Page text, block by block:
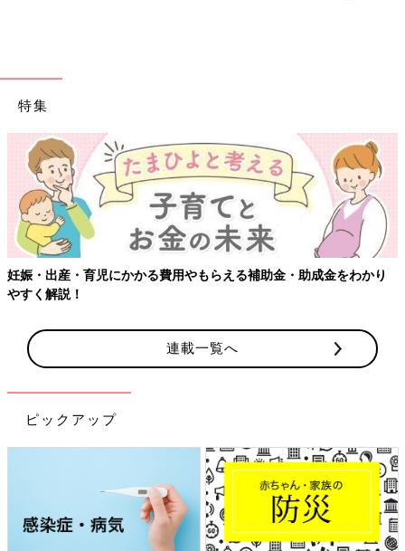
特集
妊娠・出産・育児にかかる費用やもらえる補助金・助成金をわかり
やすく解説！
連載一覧へ
ピックアップ